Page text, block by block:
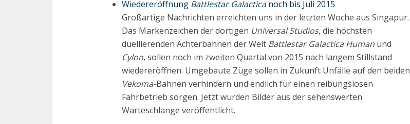
Wiedereröffnung Battlestar Galacticanoch bis Juli 2015
Großartige Nachrichten erreichten uns in der letzten Woche aus Singapur.
Das Markenzeichen der dortigen Universal Studios, die höchsten
duellierenden Achterbahnen der Welt Battlestar Galactica Human und
Cylon, sollen noch im zweiten Quartal von 2015 nach langem Stillstand
wiedereröffnen. Umgebaute Züge sollen in Zukunft Unfälle auf den beiden
Vekoma-Bahnen verhindern und endlich für einen reibungslosen
Fahrbetrieb sorgen. Jetzt wurden Bilder aus der sehenswerten
Warteschlange veröffentlicht.